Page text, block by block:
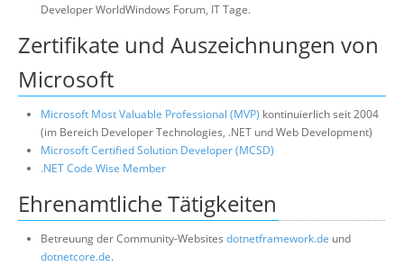
Developer WorldWindows Forum, IT Tage.
Zertifikate und Auszeichnungen von
Microsoft
Microsoft Most Valuable Professional (MVP) kontinuierlich seit 2004
(im Bereich Developer Technologies, .NET und Web Development)
Microsoft Certified Solution Developer (MCSD)
.NET Code Wise Member
Ehrenamtliche Tätigkeiten
Betreuung der Community-Websites dotnetframework.de und
dotnetcore.de.